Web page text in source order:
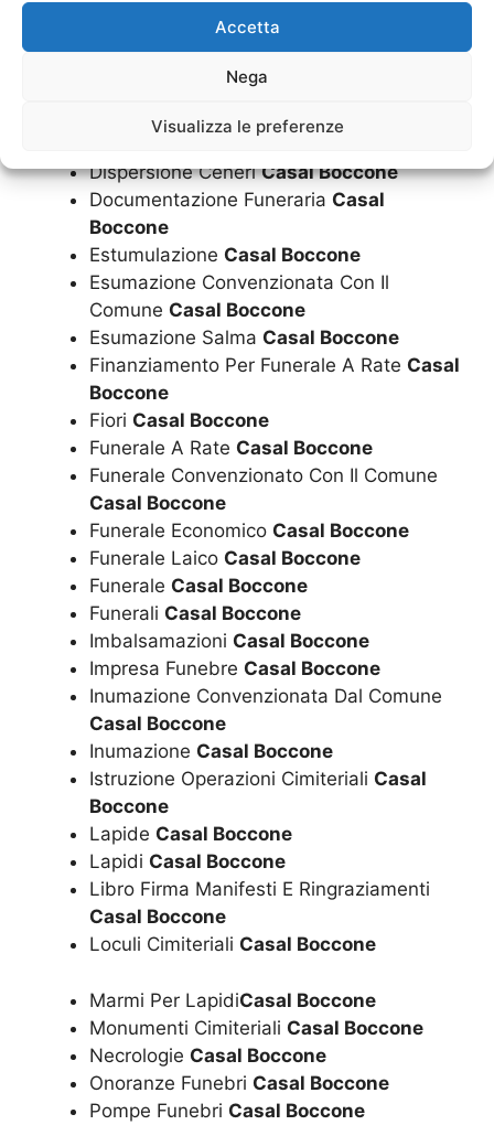
Accetta
Nega
Visualizza le preferenze
Casal Boccone
Disbrigo Pratiche Funerarie Casal
Dispersione CeneriCasal Boccone
Documentazione Funeraria Casal
Boccone
Estumulazione Casal Boccone
Esumazione Convenzionata Con Il
Comune Casal Boccone
Esumazione Salma Casal Boccone
Finanziamento Per Funerale A Rate Casal
Boccone
Fiori Casal Boccone
Funerale A Rate Casal Boccone
Funerale Convenzionato Con Il Comune
Casal Boccone
Funerale Economico Casal Boccone
Funerale Laico Casal Boccone
Funerale Casal Boccone
Funerali Casal Boccone
Imbalsamazioni Casal Boccone
Impresa Funebre Casal Boccone
Inumazione Convenzionata Dal Comune
Casal Boccone
Inumazione Casal Boccone
Istruzione Operazioni Cimiteriali Casal
Boccone
Lapide Casal Boccone
Lapidi Casal Boccone
Libro Firma Manifesti E Ringraziamenti
Casal Boccone
Loculi Cimiteriali Casal Boccone
Marmi Per LapidiCasal Boccone
Monumenti Cimiteriali Casal Boccone
Necrologie Casal Boccone
Onoranze Funebri Casal Boccone
Pompe Funebri Casal Boccone